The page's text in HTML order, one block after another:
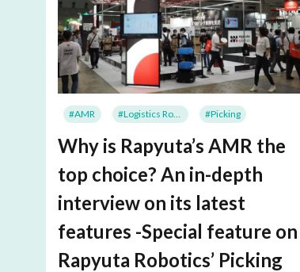
#AMR #Logistics Robots #Picking
Why is Rapyuta’s AMR the
top choice? An in-depth
interview on its latest
features -Special feature on
Rapyuta Robotics’ Picking